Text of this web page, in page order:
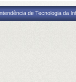
de Tecnologia da